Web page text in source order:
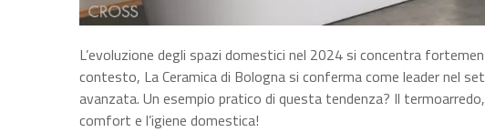
L’evoluzione degli spazi domestici nel 2024 si concentra
contesto, La Ceramica di Bologna si conferma come leader nel
avanzata. Un esempio pratico di questa tendenza? Il
comfort e l’igiene domestica!